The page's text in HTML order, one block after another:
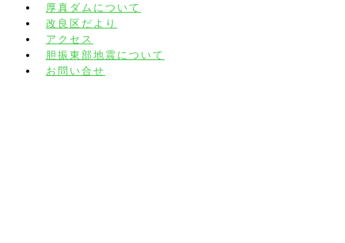
厚真ダムについて
改良区だより
アクセス
胆振東部地震について
お問い合せ